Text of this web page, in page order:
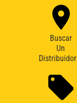
Buscar
Un
Distribuidor